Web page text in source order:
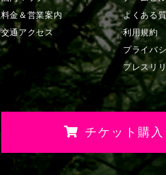
料金＆営業案内
交通アクセス
よくある
利用規約
プライバ
プレスリ
チケット購入